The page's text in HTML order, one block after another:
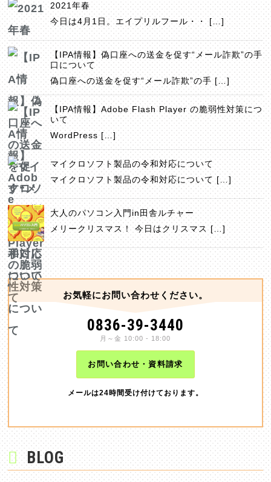
2021年春
今日は4月1日。エイプリルフール・・ […]
【IPA情報】偽口座への送金を促す“メール詐欺”の手
口について
偽口座への送金を促す“メール詐欺”の手 […]
【IPA情報】Adobe Flash Player の脆弱性対策につ
いて
WordPress […]
マイクロソフト製品の令和対応について
マイクロソフト製品の令和対応について […]
大人のパソコン入門in田舎ルチャー
メリークリスマス！ 今日はクリスマス […]
お気軽にお問い合わせください。
0836-39-3440
月～金 10:00 - 18:00
お問い合わせ・資料請求
メールは24時間受け付けております。
BLOG